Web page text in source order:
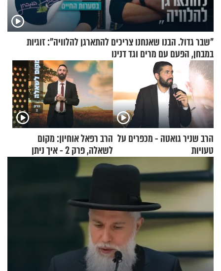
"שבר גדול. הבנו שאנחנו צריכים להתארגן להלוויה": זוגיות
במבחן, הפעם עם מרים וגד דנינו
הרב שניר גואטה - מכפרים על
טעויות
הרב רפאל אוחיון: מקום
לשאלה, פרק 2 - איך ניתן
להוכיח שהתורה משמיים?